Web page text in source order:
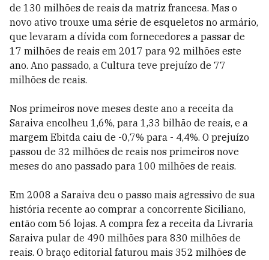
de 130 milhões de reais da matriz francesa. Mas o
novo ativo trouxe uma série de esqueletos no armário,
que levaram a dívida com fornecedores a passar de
17 milhões de reais em 2017 para 92 milhões este
ano. Ano passado, a Cultura teve prejuízo de 77
milhões de reais.
Nos primeiros nove meses deste ano a receita da
Saraiva encolheu 1,6%, para 1,33 bilhão de reais, e a
margem Ebitda caiu de -0,7% para - 4,4%. O prejuízo
passou de 32 milhões de reais nos primeiros nove
meses do ano passado para 100 milhões de reais.
Em 2008 a Saraiva deu o passo mais agressivo de sua
história recente ao comprar a concorrente Siciliano,
então com 56 lojas. A compra fez a receita da Livraria
Saraiva pular de 490 milhões para 830 milhões de
reais. O braço editorial faturou mais 352 milhões de